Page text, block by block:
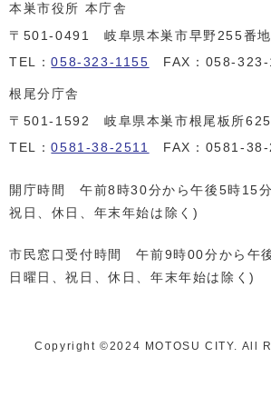
本巣市役所 本庁舎
〒501-0491 岐阜県本巣市早野255番地
TEL：058-323-1155 FAX：058-323-
根尾分庁舎
〒501-1592 岐阜県本巣市根尾板所625
TEL：0581-38-2511 FAX：0581-38-
開庁時間 午前8時30分から午後5時15分
祝日、休日、年末年始は除く)
市民窓口受付時間 午前9時00分から午
日曜日、祝日、休日、年末年始は除く)
Copyright ©️2024 MOTOSU CITY. All